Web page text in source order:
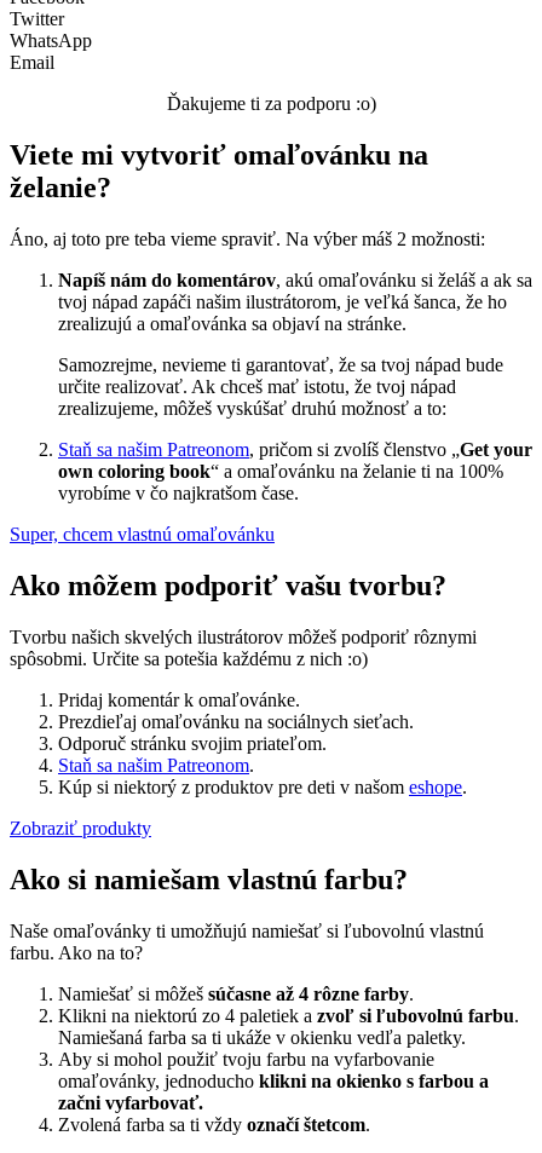
Nezaradené
Twitter
WhatsApp
Email
Ďakujeme ti za podporu :o)
Viete mi vytvoriť omaľovánku na
želanie?
Áno, aj toto pre teba vieme spraviť. Na výber máš 2 možnosti:
Napíš nám do komentárov, akú omaľovánku si želáš a ak sa
tvoj nápad zapáči našim ilustrátorom, je veľká šanca, že ho
zrealizujú a omaľovánka sa objaví na stránke.
Samozrejme, nevieme ti garantovať, že sa tvoj nápad bude
určite realizovať. Ak chceš mať istotu, že tvoj nápad
zrealizujeme, môžeš vyskúšať druhú možnosť a to:
Staň sa našim Patreonom, pričom si zvolíš členstvo „Get your
own coloring book“ a omaľovánku na želanie ti na 100%
vyrobíme v čo najkratšom čase.
Super, chcem vlastnú omaľovánku
Ako môžem podporiť vašu tvorbu?
Tvorbu našich skvelých ilustrátorov môžeš podporiť rôznymi
spôsobmi. Určite sa potešia každému z nich :o)
Pridaj komentár k omaľovánke.
Prezdieľaj omaľovánku na sociálnych sieťach.
Odporuč stránku svojim priateľom.
Staň sa našim Patreonom.
Kúp si niektorý z produktov pre deti v našom eshope.
Zobraziť produkty
Ako si namiešam vlastnú farbu?
Naše omaľovánky ti umožňujú namiešať si ľubovolnú vlastnú
farbu. Ako na to?
Namiešať si môžeš súčasne až 4 rôzne farby.
Klikni na niektorú zo 4 paletiek a zvoľ si ľubovolnú farbu.
Namiešaná farba sa ti ukáže v okienku vedľa paletky.
Aby si mohol použiť tvoju farbu na vyfarbovanie
omaľovánky, jednoducho klikni na okienko s farbou a
začni vyfarbovať.
Zvolená farba sa ti vždy označí štetcom.